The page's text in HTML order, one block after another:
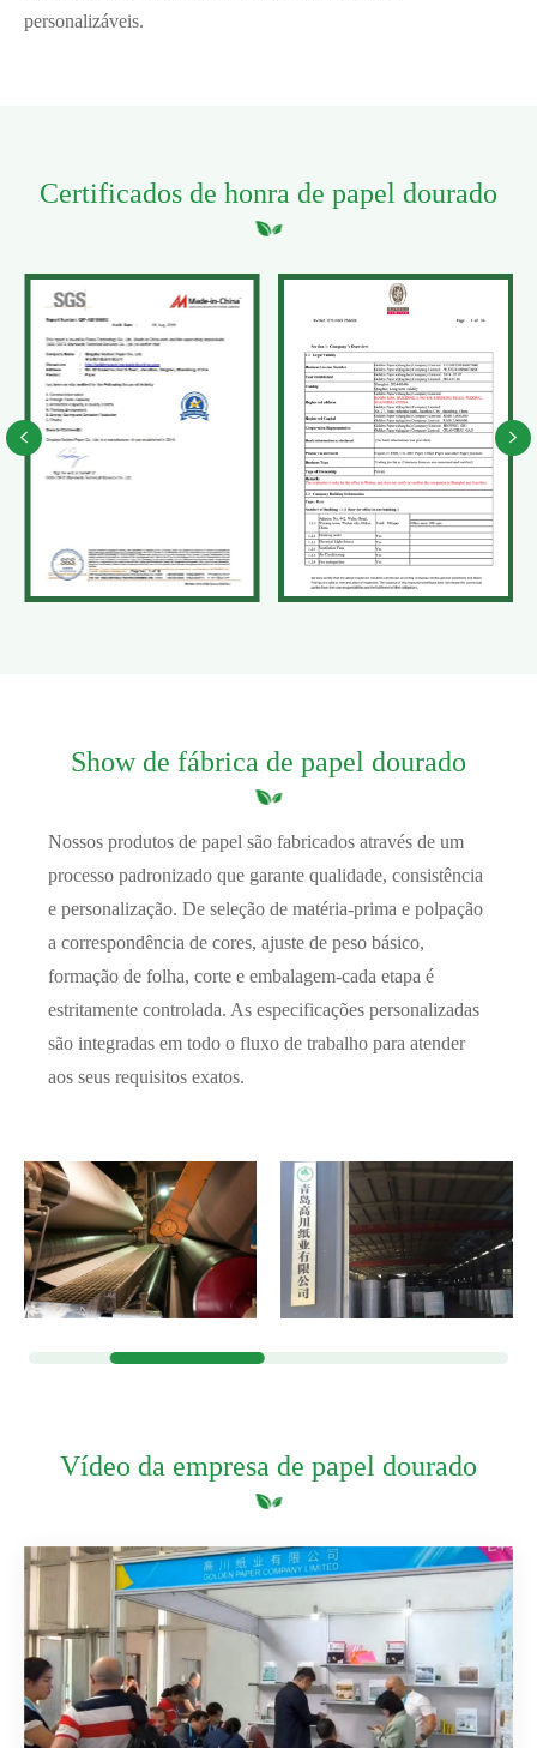
personalizáveis.
Certificados de honra de papel dourado
 
Show de fábrica de papel dourado
Nossos produtos de papel são fabricados através de um
processo padronizado que garante qualidade, consistência
e personalização. De seleção de matéria-prima e polpação
a correspondência de cores, ajuste de peso básico,
formação de folha, corte e embalagem-cada etapa é
estritamente controlada. As especificações personalizadas
são integradas em todo o fluxo de trabalho para atender
aos seus requisitos exatos.
Vídeo da empresa de papel dourado